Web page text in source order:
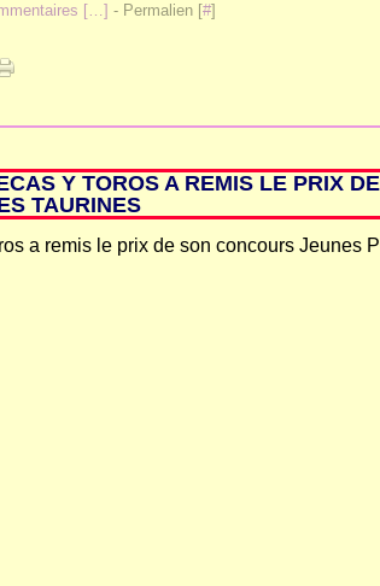
[…] - Permalien [#]
Y TOROS A REMIS LE PRIX
TAURINES